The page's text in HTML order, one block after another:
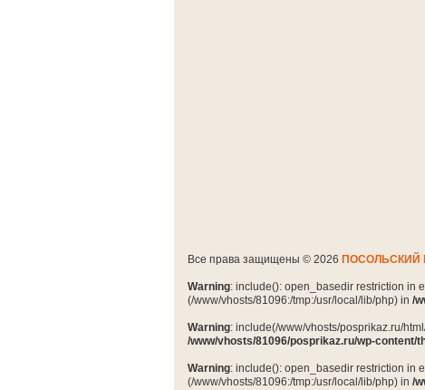
Все права защищены © 2026 ПОСОЛЬСКИЙ
Warning: include(): open_basedir restriction in
(/www/vhosts/81096:/tmp:/usr/local/lib/php) in /
Warning: include(/www/vhosts/posprikaz.ru/
/www/vhosts/81096/posprikaz.ru/wp-content/
Warning: include(): open_basedir restriction in
(/www/vhosts/81096:/tmp:/usr/local/lib/php) in /